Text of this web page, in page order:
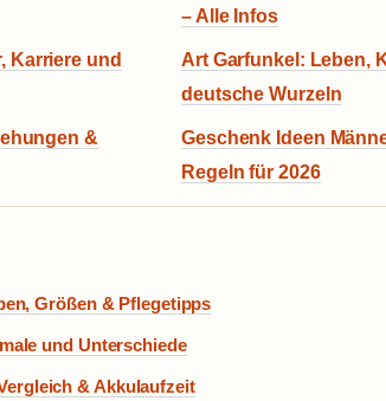
– Alle Infos
Karriere und
Art Garfunkel: Leben,
deutsche Wurzeln
&
Geschenk Ideen
Regeln für 2026
Größen & Pflegetipps
und Unterschiede
& Akkulaufzeit